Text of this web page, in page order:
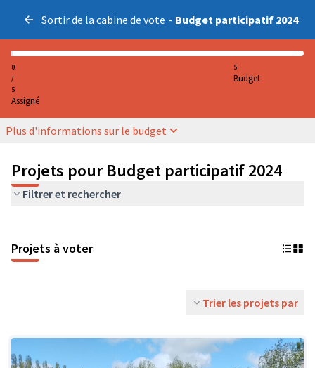
Sortir de la cabine de vote - Budget participatif 2024
0
/
5
Assigné
5
Budget
Plus d'informations sur le budget
Projets pour Budget participatif 2024
Filtrer et rechercher
Projets à voter
Trier les projets par